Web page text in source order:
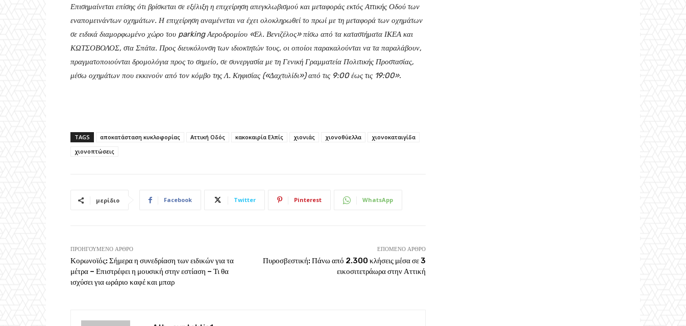
Επισημαίνεται επίσης ότι βρίσκεται σε εξέλιξη η επιχείρηση απεγκλωβισμού και μεταφοράς εκτός Αττικής Οδού των
εναπομεινάντων οχημάτων. Η επιχείρηση αναμένεται να έχει ολοκληρωθεί το πρωί με τη μεταφορά των οχημάτων
σε ειδικά διαμορφωμένο χώρο του parking Αεροδρομίου «Ελ. Βενιζέλος» πίσω από τα καταστήματα ΙΚΕΑ και
ΚΩΤΣΟΒΟΛΟΣ, στα Σπάτα. Προς διευκόλυνση των ιδιοκτητών τους, οι οποίοι παρακαλούνται να τα παραλάβουν,
πραγματοποιούνται δρομολόγια προς το σημείο, σε συνεργασία με τη Γενική Γραμματεία Πολιτικής Προστασίας,
μέσω οχημάτων που εκκινούν από τον κόμβο της Λ. Κηφισίας («Δαχτυλίδι») από τις 9:00 έως τις 19:00».
TAGS αποκατάσταση κυκλοφορίας Αττική Οδός κακοκαιρία Ελπίς χιονιάς χιονοθύελλα
χιονοκαταιγίδα
χιονοπτώσεις
μερίδιο Facebook Twitter Pinterest WhatsApp
ΠΡΟΗΓΟΎΜΕΝΟ ΆΡΘΡΟ
Κορωνοϊός: Σήμερα η συνεδρίαση των ειδικών για τα
μέτρα – Επιστρέφει η μουσική στην εστίαση – Τι θα
ισχύσει για ωράριο καφέ και μπαρ
ΕΠΌΜΕΝΟ ΆΡΘΡΟ
Πυροσβεστική: Πάνω από 2.300 κλήσεις μέσα σε 3
εικοσιτετράωρα στην Αττική